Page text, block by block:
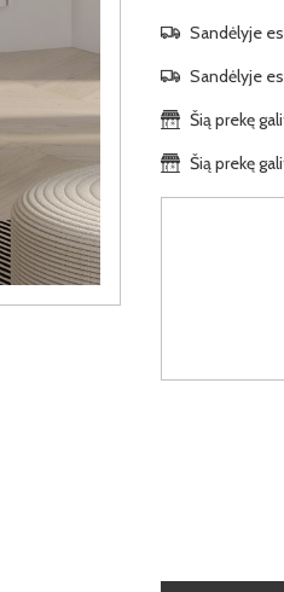
Sandėlyje
Sandėlyje
Šią prekę
Šią prekę